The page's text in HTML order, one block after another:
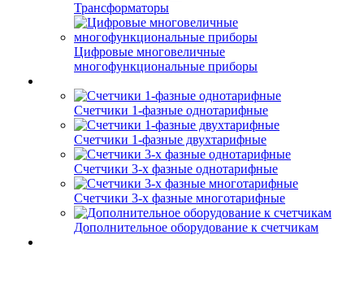
Трансформаторы
Цифровые многовеличные
многофункциональные приборы
Счетчики 1-фазные однотарифные
Счетчики 1-фазные двухтарифные
Счетчики 3-х фазные однотарифные
Счетчики 3-х фазные многотарифные
Дополнительное оборудование к счетчикам